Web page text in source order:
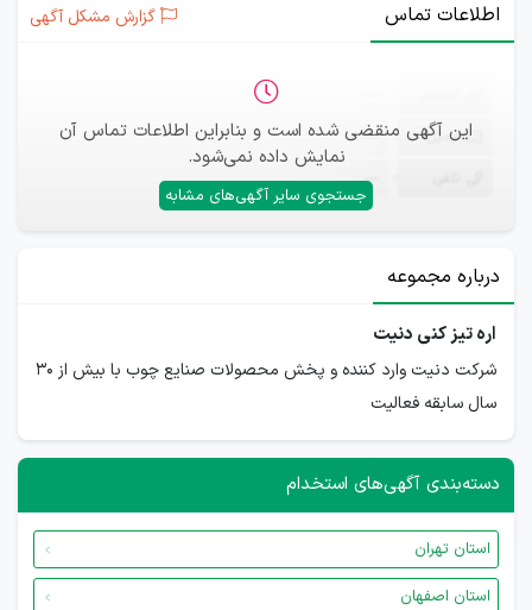
اطلاعات تماس گزارش مشکل آگهی
این آگهی منقضی شده است و بنابراین اطلاعات تماس آن
نمایش داده نمی‌شود.
جستجوی سایر آگهی‌های مشابه
ایمیل —
—
درباره مجموعه
اره تیز کنی دنیت
شرکت دنیت وارد کننده و پخش محصولات صنایع چوب با بیش از 30
سال سابقه فعالیت
دسته‌بندی آگهی‌های استخدام
استان تهران
استان اصفهان